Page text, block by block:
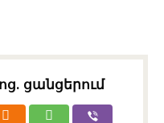
ցանցերում